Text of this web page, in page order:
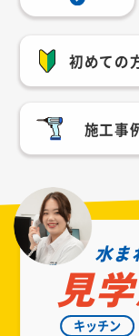
初めての
施工事
水ま
見
キッチン